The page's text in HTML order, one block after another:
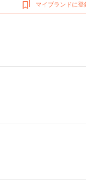
マイブランドに登